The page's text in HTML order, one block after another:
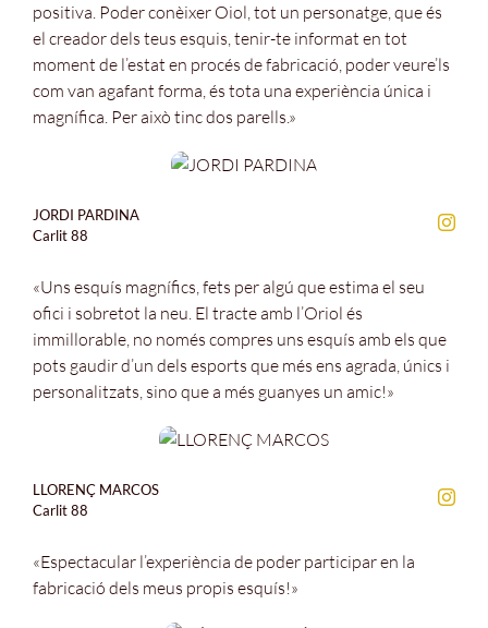
positiva. Poder conèixer Oiol, tot un personatge, que és
el creador dels teus esquis, tenir-te informat en tot
moment de l’estat en procés de fabricació, poder veure’ls
com van agafant forma, és tota una experiència única i
magnífica. Per això tinc dos parells.»
JORDI PARDINA
Carlit 88
«Uns esquís magnífics, fets per algú que estima el seu
ofici i sobretot la neu. El tracte amb l’Oriol és
immillorable, no només compres uns esquís amb els que
pots gaudir d’un dels esports que més ens agrada, únics i
personalitzats, sino que a més guanyes un amic!»
LLORENÇ MARCOS
Carlit 88
«Espectacular l’experiència de poder participar en la
fabricació dels meus propis esquís!»